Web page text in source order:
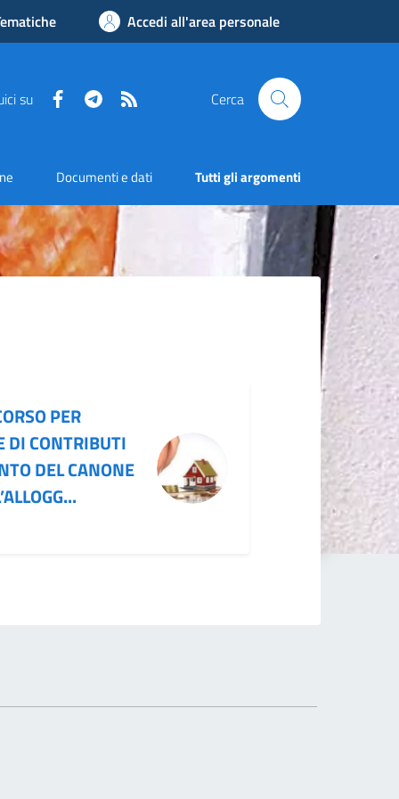
Accedi all'area personale
su FacebookTelegram Cerca
Documenti e dati Tutti gli argomenti
PER
DI CONTRIBUTI
DEL CANONE